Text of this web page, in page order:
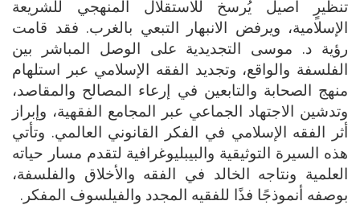
تنظيرٍ أصيل يُرسخ للاستقلال المنهجي للشريعة
الإسلامية، ويرفض الانبهار التبعي بالغرب. فقد قامت
رؤية د. موسى التجديدية على الوصل المباشر بين
الفلسفة والواقع، وتجديد الفقه الإسلامي عبر استلهام
منهج الصحابة والتابعين في إرعاء المصالح والمقاصد،
وتدشين الاجتهاد الجماعي عبر المجامع الفقهية، وإبراز
أثر الفقه الإسلامي في الفكر القانوني العالمي. وتأتي
هذه السيرة التوثيقية والبيبليوغرافية لتقدم مسار حياته
العلمية ونتاجه الخالد في الفقه والأخلاق والفلسفة،
بوصفه أنموذجًا فذًا للفقيه المجدد والفيلسوف المفكر.